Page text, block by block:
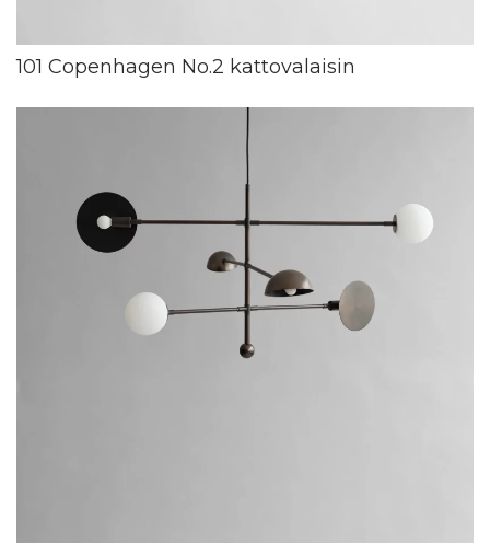
101 Copenhagen No.2 kattovalaisin